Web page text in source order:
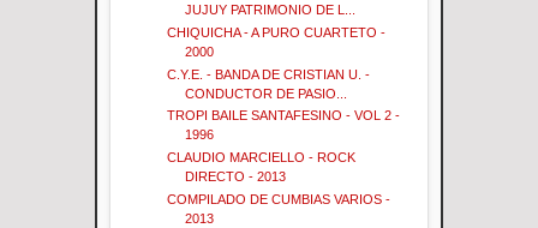
JUJUY PATRIMONIO DE L...
CHIQUICHA - A PURO CUARTETO -
2000
C.Y.E. - BANDA DE CRISTIAN U. -
CONDUCTOR DE PASIO...
TROPI BAILE SANTAFESINO - VOL 2 -
1996
CLAUDIO MARCIELLO - ROCK
DIRECTO - 2013
COMPILADO DE CUMBIAS VARIOS -
2013